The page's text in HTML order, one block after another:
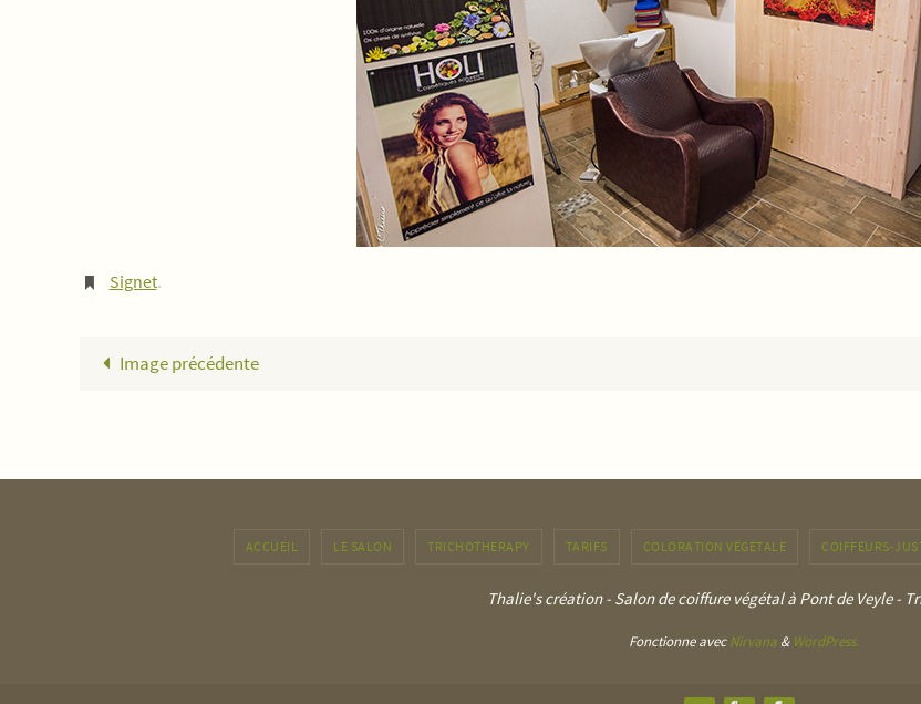
Signet.
Image précédente
ACCUEIL LE SALON TRICHOTHERAPY TARIFS COLORATION VÉGÉTALE COIFFEURS-
Thalie's création - Salon de coiffure végétal à Pont de Veyle -
Fonctionne avecNirvana & WordPress.